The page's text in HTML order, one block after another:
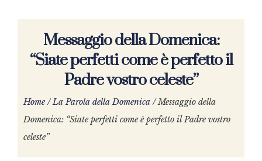
Messaggio della Domenica:
“Siate perfetti come è perfetto il
Padre vostro celeste”
Home /La Parola della Domenica /Messaggio della
Domenica: “Siate perfetti come è perfetto il Padre vostro
celeste”